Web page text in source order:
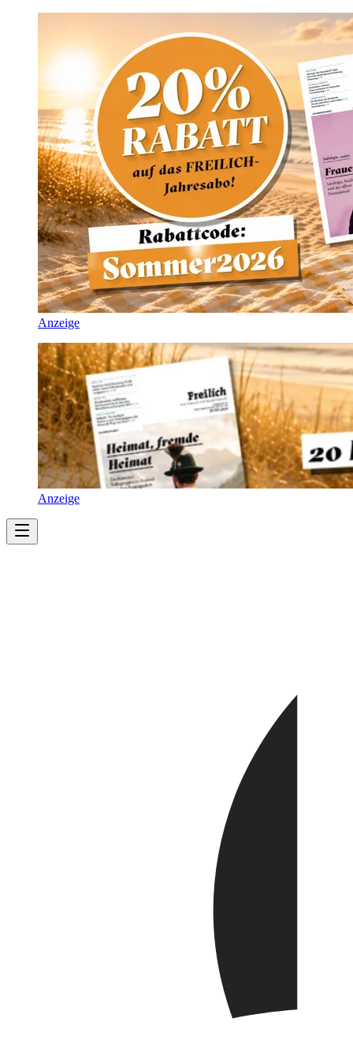
Anzeige
Anzeige